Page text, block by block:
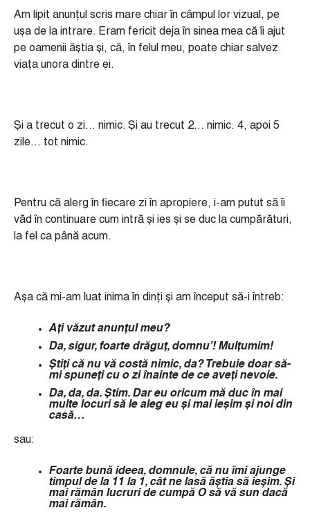
Am lipit anunțul scris mare chiar în câmpul lor vizual, pe
ușa de la intrare. Eram fericit deja în sinea mea că îi ajut
pe oamenii ăștia și, că, în felul meu, poate chiar salvez
viața unora dintre ei.
Și a trecut o zi… nimic. Și au trecut 2… nimic. 4, apoi 5
zile… tot nimic.
Pentru că alerg în fiecare zi în apropiere, i-am putut să îi
văd în continuare cum intră și ies și se duc la cumpărături,
la fel ca până acum.
Așa că mi-am luat inima în dinți și am început să-i întreb:
Ați văzut anunțul meu?
Da, sigur, foarte drăguț, domnu’! Mulțumim!
Știți că nu vă costă nimic, da? Trebuie doar să-
mi spuneți cu o zi înainte de ce aveți nevoie.
Da, da, da. Știm. Dar eu oricum mă duc în mai
multe locuri să le aleg eu și mai ieșim și noi din
casă…
sau:
Foarte bună ideea, domnule, că nu îmi ajunge
timpul de la 11 la 1, cât ne lasă ăștia să ieșim. Și
mai rămân lucruri de cumpăO să vă sun dacă
mai rămân.